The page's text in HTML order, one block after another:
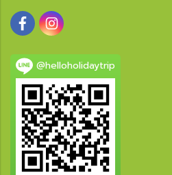
@helloholidaytrip